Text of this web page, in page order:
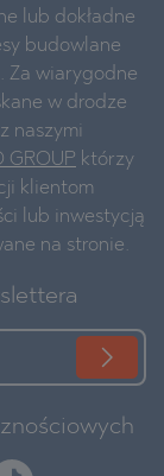
lub dokładne
budowlane
Za wiarygodne
w drodze
naszymi
GROUP którzy
klientom
lub inwestycją
na stronie.